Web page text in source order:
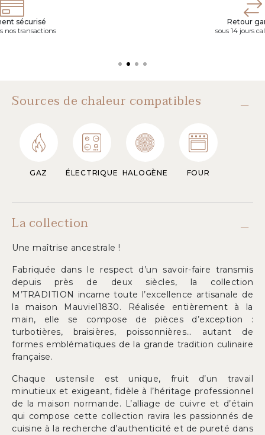
sécurisé
nos transactions
Retour
sous 14 jours
Sources de chaleur compatibles
GAZ ÉLECTRIQUE HALOGÈNE FOUR
La collection
Une maîtrise ancestrale !
Fabriquée dans le respect d’un savoir-faire transmis
depuis près de deux siècles, la collection
M’TRADITION incarne toute l’excellence artisanale de
la maison Mauviel1830. Réalisée entièrement à la
main, elle se compose de pièces d’exception :
turbotières, braisières, poissonnières… autant de
formes emblématiques de la grande tradition culinaire
française.
Chaque ustensile est unique, fruit d’un travail
minutieux et exigeant, fidèle à l’héritage professionnel
de la maison normande. L’alliage de cuivre et d’étain
qui compose cette collection ravira les passionnés de
cuisine à la recherche d’authenticité et de pureté dans